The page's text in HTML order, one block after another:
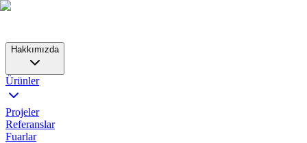
Hakkımızda
Ürünler
Projeler
Referanslar
Fuarlar